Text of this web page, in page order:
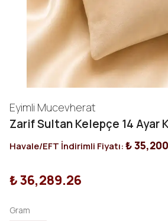
Eyimli Mucevherat
Zarif Sultan Kelepçe 14 Ayar
Havale/EFT İndirimli Fiyatı:₺
₺ 36,289.26
Gram